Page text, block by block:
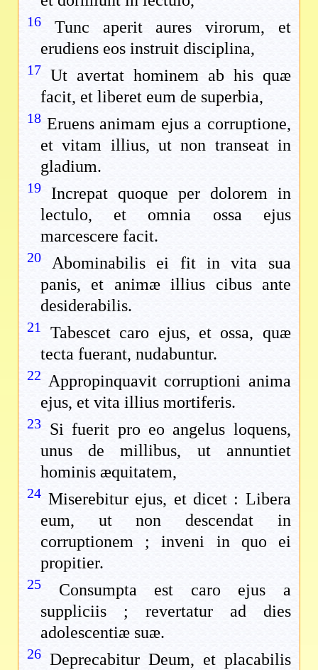
16
Tunc aperit aures virorum, et
erudiens eos instruit disciplina,
17 Ut avertat hominem ab his quæ
facit, et liberet eum de superbia,
18 Eruens animam ejus a corruptione,
et vitam illius, ut non transeat in
gladium.
19
Increpat quoque per dolorem in
lectulo, et omnia ossa ejus
marcescere facit.
20
Abominabilis ei fit in vita sua
panis, et animæ illius cibus ante
desiderabilis.
21
Tabescet caro ejus, et ossa, quæ
tecta fuerant, nudabuntur.
22 Appropinquavit corruptioni anima
ejus, et vita illius mortiferis.
23 Si fuerit pro eo angelus loquens,
unus de millibus, ut annuntiet
hominis æquitatem,
24 Miserebitur ejus, et dicet : Libera
eum, ut non descendat in
corruptionem ; inveni in quo ei
propitier.
25
Consumpta est caro ejus a
suppliciis ; revertatur ad dies
adolescentiæ suæ.
26 Deprecabitur Deum, et placabilis